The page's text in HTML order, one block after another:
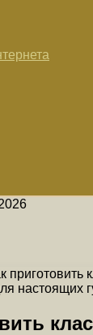
приготовить
настоящих